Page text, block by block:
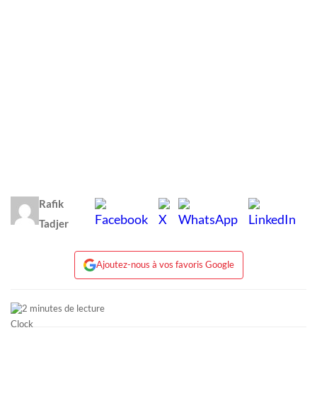
Rafik
Tadjer
Ajoutez-nous à vos favoris Google
2 minutes de lecture